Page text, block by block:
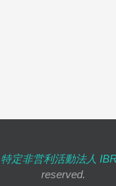
特定非営利活動法人
reserved.